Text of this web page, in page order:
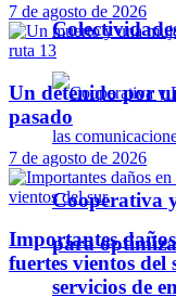
Cooperativa
para
servicios de
7 de agosto de 2026
Un detenido por
pasado
7 de agosto de 2026
Importantes
fuertes vientos del